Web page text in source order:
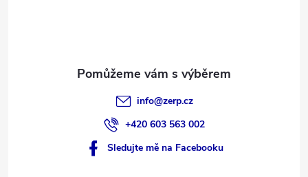
info@zerp.cz
+420 603 563 002
Sledujte mě na Facebooku